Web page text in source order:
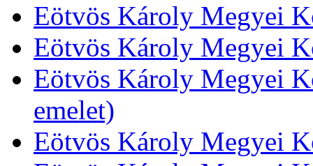
Eötvös Károly Megyei
Eötvös Károly Megyei
Eötvös Károly Megyei
emelet)
Eötvös Károly Megyei